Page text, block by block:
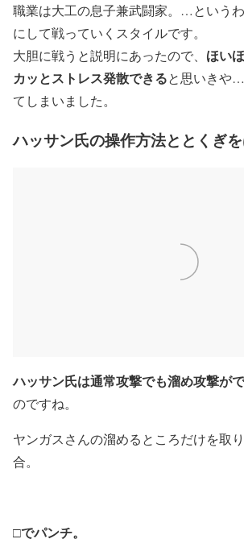
職業は大工の息子兼武闘家。…という
にして戦っていくスタイルです。
大胆に戦うと説明にあったので、 ほい
カッとストレス発散できると思いきや
てしまいました。
ハッサン氏の操作方法ととくぎを
ハッサン氏は通常攻撃でも溜め攻撃が
のですね。
ヤンガスさんの溜めるところだけを取
合。
□でパンチ。